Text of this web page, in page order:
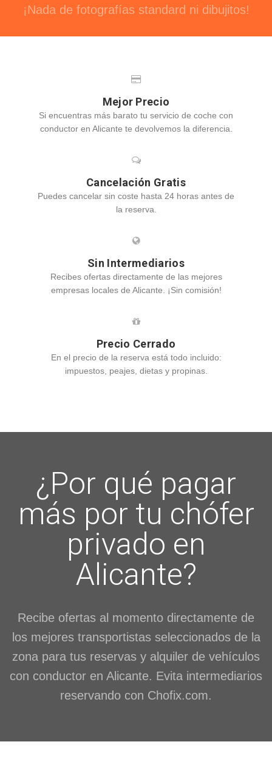
¡Nada de fotografías standard ni dibujitos!
Mejor Precio
Si encuentras más barato tu servicio de coche con
conductor en Alicante te devolvemos la diferencia.
Cancelación Gratis
Puedes cancelar sin coste hasta 24 horas antes de
la reserva.
Sin Intermediarios
Recibes ofertas directamente de las mejores
empresas locales de Alicante. ¡Sin comisión!
Precio Cerrado
En el precio de la reserva está todo incluido:
impuestos, peajes, dietas y propinas.
¿Por qué pagar
más por tu chófer
privado en
Alicante?
Recibe ofertas al momento directamente de
los mejores transportistas seleccionados de la
zona para tus reservas y alquiler de vehículos
con conductor en Alicante. Evita intermediarios
reservando con Chofix.com.